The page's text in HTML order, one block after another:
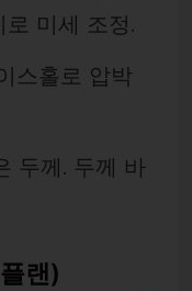
미세 조정.
스홀로 압박
두께. 두께 바
랜)